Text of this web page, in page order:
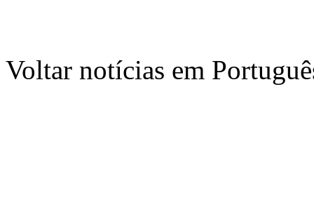
Voltar notícias em